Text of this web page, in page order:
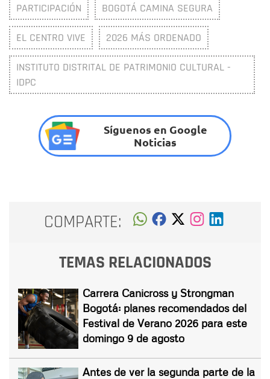
PARTICIPACIÓN BOGOTÁ CAMINA SEGURA
EL CENTRO VIVE 2026 MÁS ORDENADO
INSTITUTO DISTRITAL DE PATRIMONIO CULTURAL -
IDPC
Síguenos en Google
Noticias
COMPARTE:
TEMAS RELACIONADOS
Carrera Canicross y Strongman
Bogotá: planes recomendados del
Festival de Verano 2026 para este
domingo 9 de agosto
Antes de ver la segunda parte de la